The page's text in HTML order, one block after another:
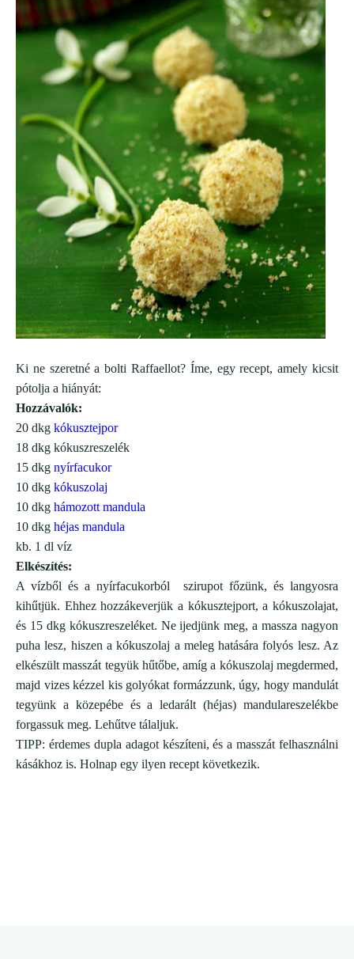
Ki ne szeretné a bolti Raffaellot? Íme, egy recept, amely kicsit
pótolja a hiányát:
Hozzávalók:
20 dkg kókusztejpor
18 dkg kókuszreszelék
15 dkg nyírfacukor
10 dkg kókuszolaj
10 dkg hámozott mandula
10 dkg héjas mandula
kb. 1 dl víz
Elkészítés:
A vízből és a nyírfacukorból szirupot főzünk, és langyosra
kihűtjük. Ehhez hozzákeverjük a kókusztejport, a kókuszolajat,
és 15 dkg kókuszreszeléket. Ne ijedjünk meg, a massza nagyon
puha lesz, hiszen a kókuszolaj a meleg hatására folyós lesz. Az
elkészült masszát tegyük hűtőbe, amíg a kókuszolaj megdermed,
majd vizes kézzel kis golyókat formázzunk, úgy, hogy mandulát
tegyünk a közepébe és a ledarált (héjas) mandulareszelékbe
forgassuk meg. Lehűtve tálaljuk.
TIPP: érdemes dupla adagot készíteni, és a masszát felhasználni
kásákhoz is. Holnap egy ilyen recept következik.